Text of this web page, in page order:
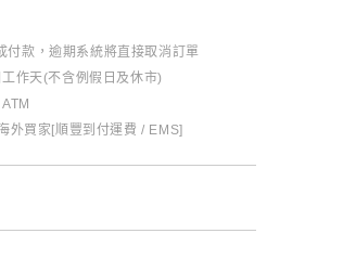
付款，逾期系統將直接取消訂單
作天(不含例假日及休市)
外買家[順豐到付運費 / EMS]